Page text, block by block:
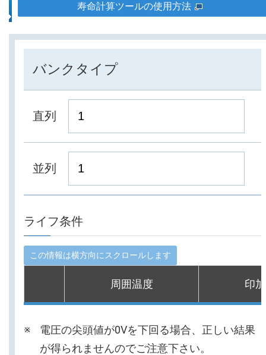
寿命計算ツールの使用方法
バンクタイプ
直列
並列
ライフ条件
周囲温度 印
電圧の尖頭値が0Vを下回る場合、正しい結果
が得られませんのでご注意下さい。